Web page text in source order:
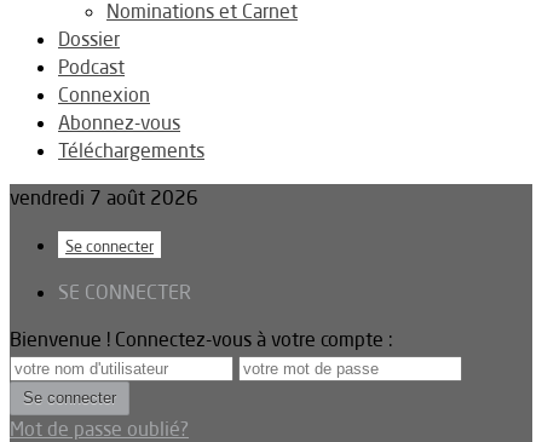
Nominations et Carnet
Dossier
Podcast
Connexion
Abonnez-vous
Téléchargements
vendredi 7 août 2026
Se connecter
SE CONNECTER
Bienvenue ! Connectez-vous à votre compte :
Mot de passe oublié?